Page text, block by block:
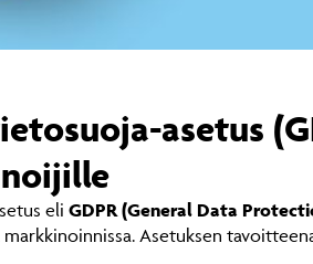
asetus
eli GDPR (General Data
Asetuksen